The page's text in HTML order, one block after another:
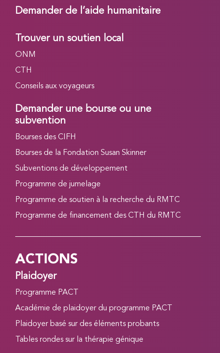
Demander de l’aide humanitaire
Trouver un soutien local
ONM
CTH
Conseils aux voyageurs
Demander une bourse ou une
subvention
Bourses des CIFH
Bourses de la Fondation Susan Skinner
Subventions de développement
Programme de jumelage
Programme de soutien à la recherche du RMTC
Programme de financement des CTH du RMTC
ACTIONS
Plaidoyer
Programme PACT
Académie de plaidoyer du programme PACT
Plaidoyer basé sur des éléments probants
Tables rondes sur la thérapie génique